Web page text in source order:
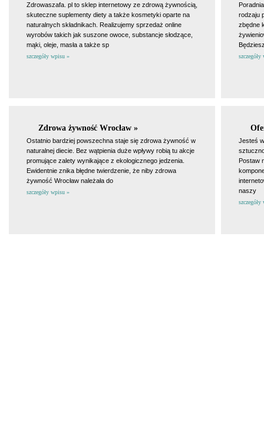
Zdrowaszafa. pl to sklep internetowy ze zdrową żywnością,
skuteczne suplementy diety a także kosmetyki oparte na
naturalnych składnikach. Realizujemy sprzedaż online
wyrobów takich jak suszone owoce, substancje słodzące,
mąki, oleje, masła a także sp
szczegóły wpisu »
rodzaju
zbędne
Zdrowa żywność Wrocław »
Ostatnio bardziej powszechna staje się zdrowa żywność w
naturalnej diecie. Bez wątpienia duże wpływy robią tu akcje
promujące zalety wynikające z ekologicznego jedzenia.
Ewidentnie znika błędne twierdzenie, że niby zdrowa
żywność Wrocław należała do
szczegóły wpisu »
Jesteś
Postaw
naszy